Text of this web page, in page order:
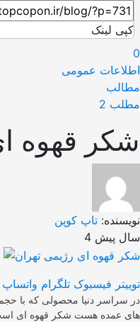
کپی لینک
0
اطلاعات عمومی
مطالب
مطلب 2
شکر قهوه
نویسنده: تاپ کوپن
4 سال پیش
توییتر فیسبوک تلگرام واتساپ
در سراسر دنیا محصولی که با
های عمده هست شکر قهوه ای است